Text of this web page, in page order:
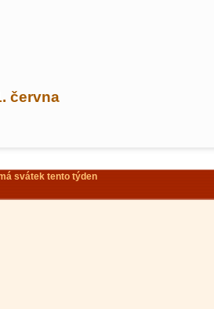
června
svátek tento týden